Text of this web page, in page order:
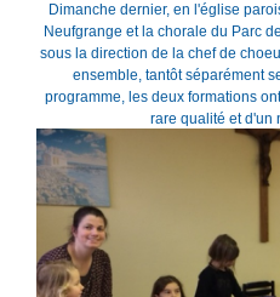
Dimanche dernier, en l'église
Neufgrange et la chorale du Parc
sous la direction de la chef de
ensemble, tantôt séparément
programme, les deux formations
rare qualité et d'un